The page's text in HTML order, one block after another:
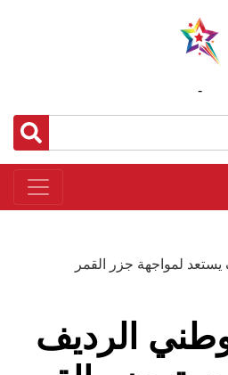
-
لمواجهة جزر القمر
الرديف